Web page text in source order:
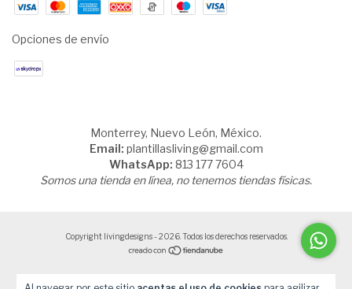
Opciones de envío
Monterrey, Nuevo León, México.
Email: plantillasliving@gmail.com
WhatsApp: 813 177 7604
Somos una tienda en línea, no tenemos tiendas físicas.
Copyright livingdesigns - 2026. Todos los derechos reservados.